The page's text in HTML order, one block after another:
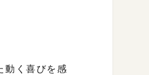
動く喜びを感